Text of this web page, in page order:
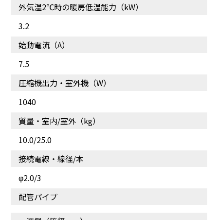
り空調できる
外気温2℃時の暖房低温能力（kW）
3.2
始動電流（A）
7.5
圧縮機出力・室外機（W）
1040
質量・室内/室外（kg）
10.0/25.0
接続電線・線径/本
φ2.0/3
配管パイプ